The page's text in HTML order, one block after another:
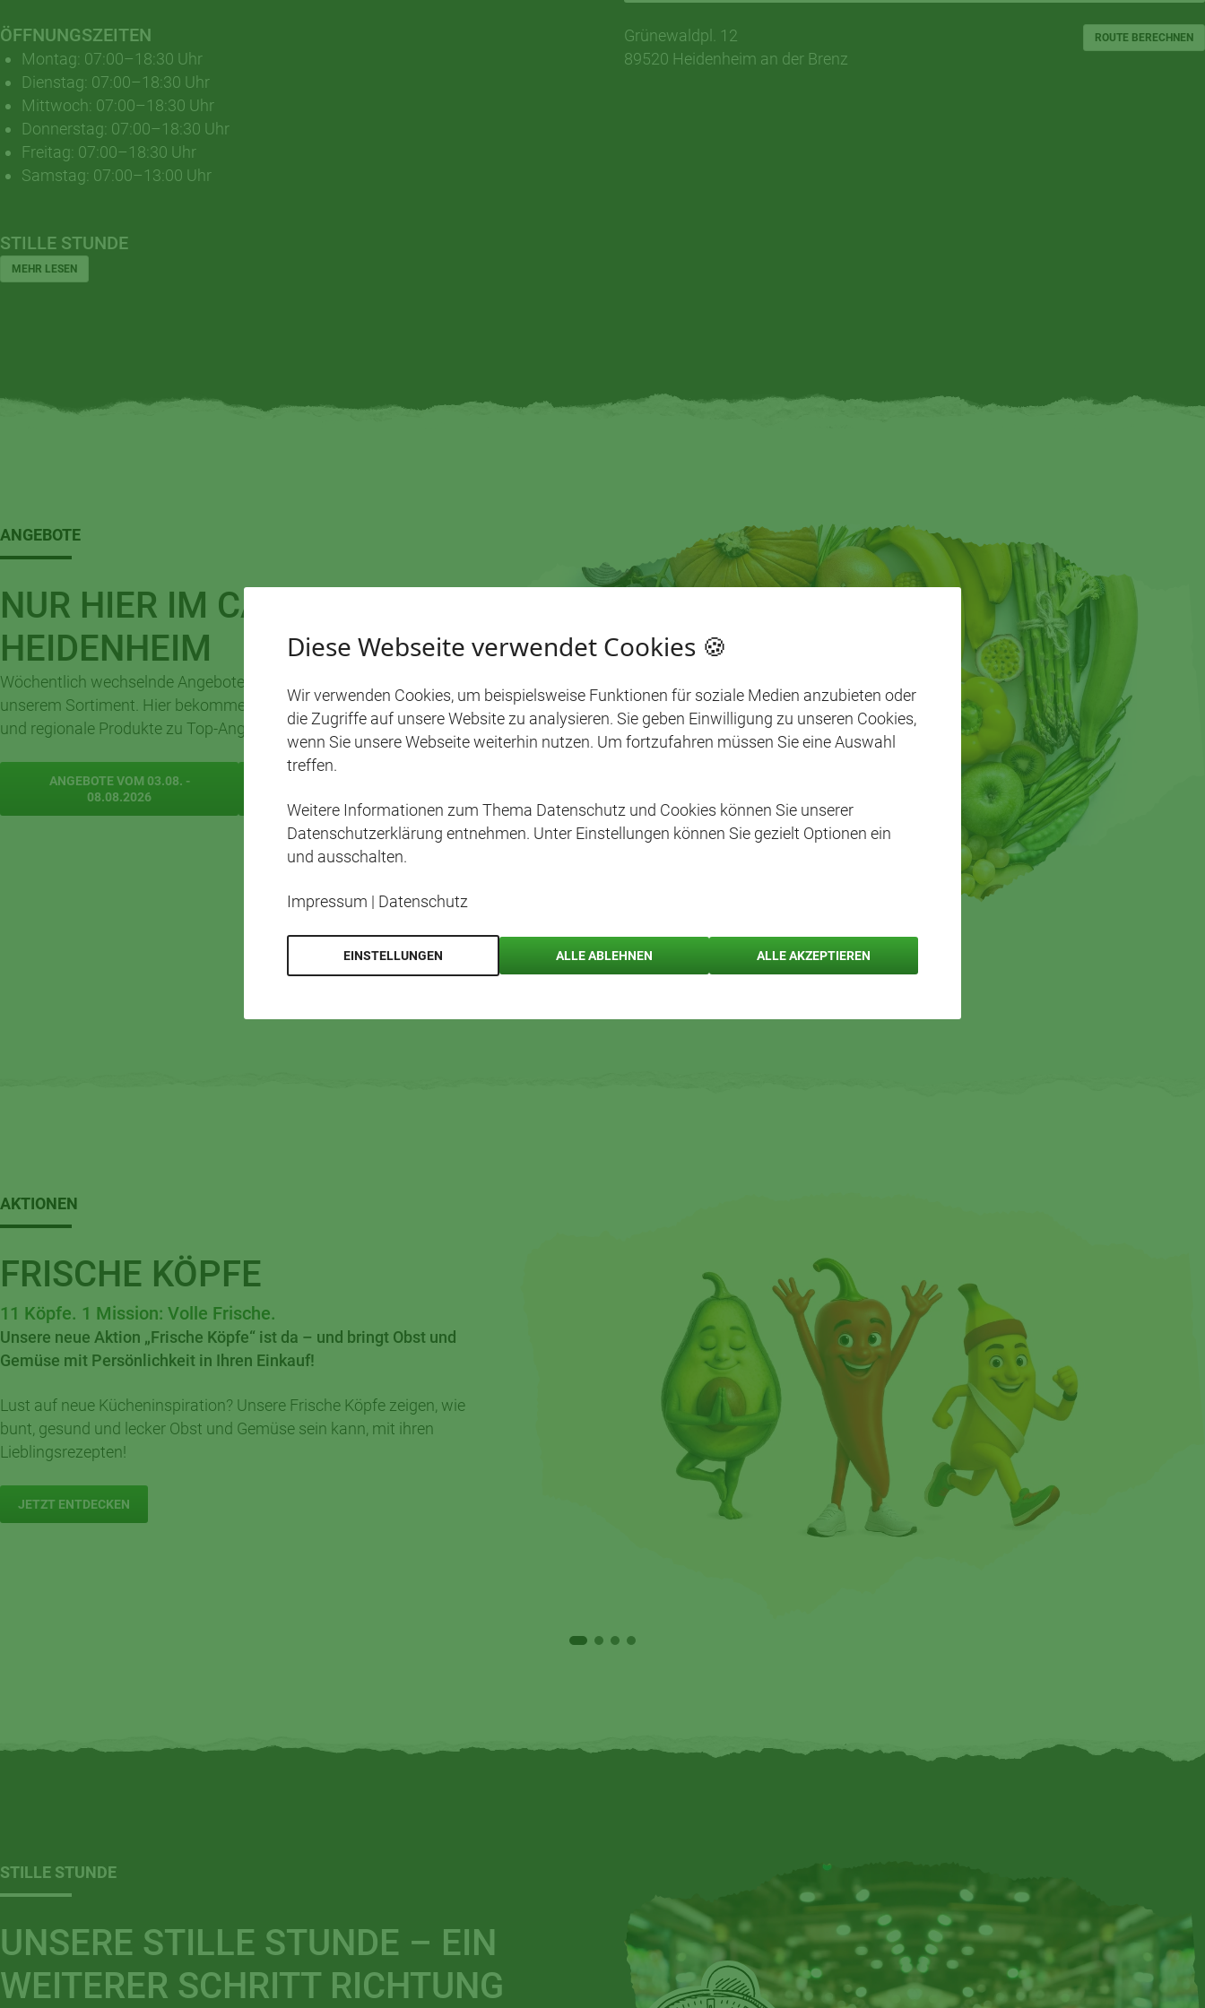
ÖFFNUNGSZEITEN
Montag: 07:00–18:30 Uhr
Dienstag: 07:00–18:30 Uhr
Mittwoch: 07:00–18:30 Uhr
Donnerstag: 07:00–18:30 Uhr
Freitag: 07:00–18:30 Uhr
Samstag: 07:00–13:00 Uhr
STILLE STUNDE
MEHR LESEN
Grünewaldpl. 12
89520 Heidenheim an der Brenz
ROUTE BERECHNEN
ANGEBOTE
NUR HIER IM CAP-MARKT
HEIDENHEIM
Wöchentlich wechselnde Angebote aus
unserem Sortiment. Hier bekommen Sie unsere Klassiker, saisonale
und regionale Produkte zu Top-Angebotspreisen.
ANGEBOTE VOM 03.08. -
08.08.2026
AKTIONEN
FRISCHE KÖPFE
11 Köpfe. 1 Mission: Volle Frische.
Unsere neue Aktion „Frische Köpfe“ ist da – und bringt Obst und
Gemüse mit Persönlichkeit in Ihren Einkauf!
Lust auf neue Kücheninspiration? Unsere Frische Köpfe zeigen, wie
bunt, gesund und lecker Obst und Gemüse sein kann, mit ihren
Lieblingsrezepten!
JETZT ENTDECKEN
STILLE STUNDE
UNSERE STILLE STUNDE – EIN
WEITERER SCHRITT RICHTUNG
Diese Webseite verwendet Cookies 🍪
Wir verwenden Cookies, um beispielsweise Funktionen für soziale Medien anzubieten oder
die Zugriffe auf unsere Website zu analysieren. Sie geben Einwilligung zu unseren Cookies,
wenn Sie unsere Webseite weiterhin nutzen. Um fortzufahren müssen Sie eine Auswahl
treffen.
Weitere Informationen zum Thema Datenschutz und Cookies können Sie unserer
Datenschutzerklärung entnehmen. Unter Einstellungen können Sie gezielt Optionen ein
und ausschalten.
Impressum | Datenschutz
EINSTELLUNGEN ALLE ABLEHNEN ALLE AKZEPTIEREN